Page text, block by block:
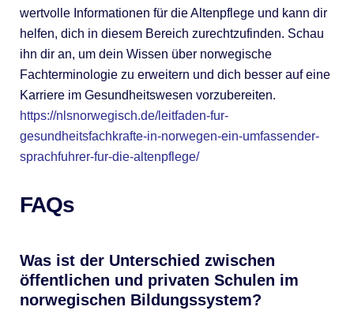
wertvolle Informationen für die Altenpflege und kann dir
helfen, dich in diesem Bereich zurechtzufinden. Schau
ihn dir an, um dein Wissen über norwegische
Fachterminologie zu erweitern und dich besser auf eine
Karriere im Gesundheitswesen vorzubereiten.
https://nlsnorwegisch.de/leitfaden-fur-
gesundheitsfachkrafte-in-norwegen-ein-umfassender-
sprachfuhrer-fur-die-altenpflege/
FAQs
Was ist der Unterschied zwischen
öffentlichen und privaten Schulen im
norwegischen Bildungssystem?